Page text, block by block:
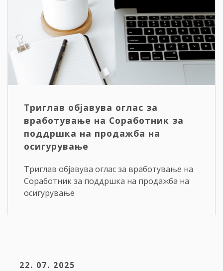
Триглав објавува оглас за
вработување на Соработник за
поддршка на продажба на
осигурување
Триглав објавува оглас за вработување на
Соработник за поддршка на продажба на
осигурување
22. 07. 2025